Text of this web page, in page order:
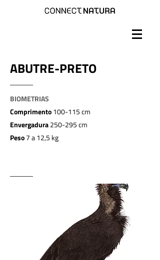
ABUTRE-PRETO
BIOMETRIAS
Comprimento100-115 cm
Envergadura250-295 cm
Peso7 a 12,5 kg